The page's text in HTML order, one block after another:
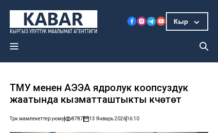
Кыр
ТМУ менен АЭЭА ядролук коопсуздук
жаатында кызматташтыкты күчөтөт
Түрк мамлекеттер уюму 8787 13 Январь 202616:10